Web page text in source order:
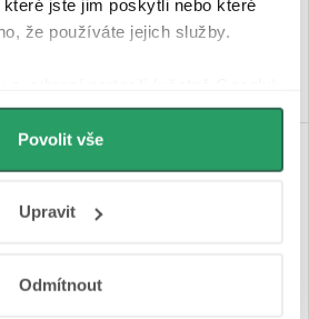
jste jim poskytli nebo které
že používáte jejich služby.
pro analytiku a
Jak Google zpracovává
stránkách
Povolit vše
Upravit
Odmítnout
3 490 Kč
PRODLOUŽENÁ ZÁRUKA